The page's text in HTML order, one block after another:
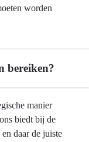
worden
bereiken?
manier
biedt bij de
daar de juiste